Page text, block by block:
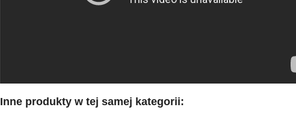
Inne produkty w tej samej kategorii: